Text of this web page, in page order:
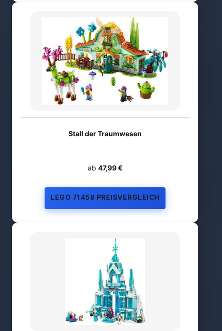
Stall der Traumwesen
ab 47,99 €
LEGO 71459 PREISVERGLEICH